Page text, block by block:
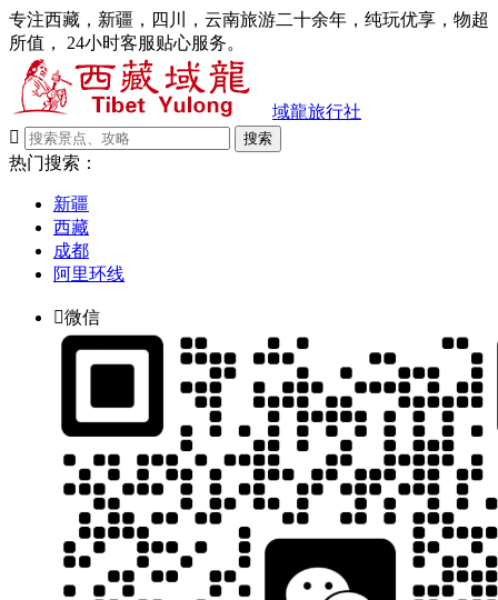
专注西藏，新疆，四川，云南旅游二十余年，纯玩优享，物超
所值， 24小时客服贴心服务。
域龍旅行社

搜索
热门搜索：
新疆
西藏
成都
阿里环线
微信